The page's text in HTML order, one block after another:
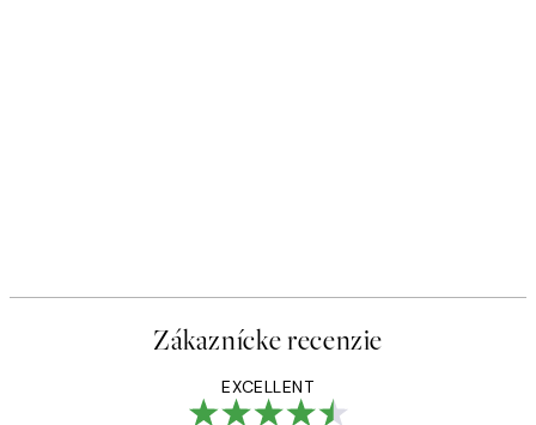
Zákaznícke recenzie
EXCELLENT